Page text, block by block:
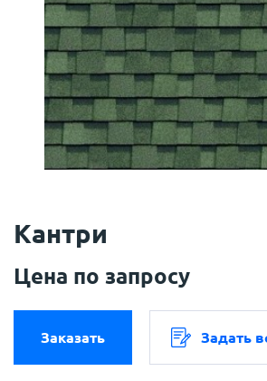
Кантри
Цена по запросу
Заказать Задать